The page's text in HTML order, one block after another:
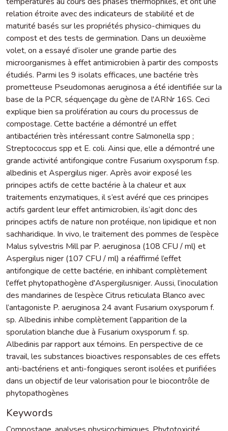
relation étroite avec des indicateurs de stabilité et de
maturité basés sur les propriétés physico-chimiques du
compost et des tests de germination. Dans un deuxième
volet, on a essayé d’isoler une grande partie des
microorganismes à effet antimicrobien à partir des composts
étudiés. Parmi les 9 isolats efficaces, une bactérie très
prometteuse Pseudomonas aeruginosa a été identifiée sur la
base de la PCR, séquençage du gène de l'ARNr 16S. Ceci
explique bien sa prolifération au cours du processus de
compostage. Cette bactérie a démontré un effet
antibactérien très intéressant contre Salmonella spp ;
Streptococcus spp et E. coli. Ainsi que, elle a démontré une
grande activité antifongique contre Fusarium oxysporum f.sp.
albedinis et Aspergilus niger. Après avoir exposé les
principes actifs de cette bactérie à la chaleur et aux
traitements enzymatiques, il s’est avéré que ces principes
actifs gardent leur effet antimicrobien, ils’agit donc des
principes actifs de nature non protéique, non lipidique et non
sachharidique. In vivo, le traitement des pommes de l’espèce
Malus sylvestris Mill par P. aeruginosa (108 CFU / ml) et
Aspergilus niger (107 CFU / ml) a réaffirmé l’effet
antifongique de cette bactérie, en inhibant complètement
l'effet phytopathogène d'Aspergilusniger. Aussi, l’inoculation
des mandarines de l’espèce Citrus reticulata Blanco avec
l’antagoniste P. aeruginosa 24 avant Fusarium oxysporum f.
sp. Albedinis inhibe complètement l’apparition de la
sporulation blanche due à Fusarium oxysporum f. sp.
Albedinis par rapport aux témoins. En perspective de ce
travail, les substances bioactives responsables de ces effets
anti-bactériens et anti-fongiques seront isolées et purifiées
dans un objectif de leur valorisation pour le biocontrôle de
phytopathogènes
Keywords